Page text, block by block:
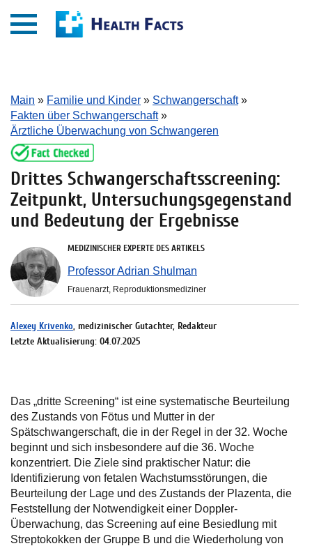
Main » Familie und Kinder » Schwangerschaft»
Fakten über Schwangerschaft»
Ärztliche Überwachung von Schwangeren
Drittes Schwangerschaftsscreening:
Zeitpunkt, Untersuchungsgegenstand
und Bedeutung der Ergebnisse
MEDIZINISCHER EXPERTE DES ARTIKELS
Professor Adrian Shulman
Frauenarzt, Reproduktionsmediziner
Alexey Krivenko, medizinischer Gutachter, Redakteur
Letzte Aktualisierung: 04.07.2025
Das „dritte Screening“ ist eine systematische Beurteilung
des Zustands von Fötus und Mutter in der
Spätschwangerschaft, die in der Regel in der 32. Woche
beginnt und sich insbesondere auf die 36. Woche
konzentriert. Die Ziele sind praktischer Natur: die
Identifizierung von fetalen Wachstumsstörungen, die
Beurteilung der Lage und des Zustands der Plazenta, die
Feststellung der Notwendigkeit einer Doppler-
Überwachung, das Screening auf eine Besiedlung mit
Streptokokken der Gruppe B und die Wiederholung von